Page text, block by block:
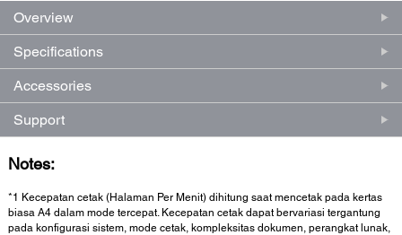
Overview
Specifications
Accessories
Support
Notes:
*1 Kecepatan cetak (Halaman Per Menit) dihitung saat mencetak pada kertas
biasa A4 dalam mode tercepat. Kecepatan cetak dapat bervariasi tergantung
pada konfigurasi sistem, mode cetak, kompleksitas dokumen, perangkat lunak,